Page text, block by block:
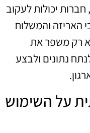
חברות יכולות לעקוב
האריזה והמשלוח
רק משפר את
נתונים ולבצע
על השימוש